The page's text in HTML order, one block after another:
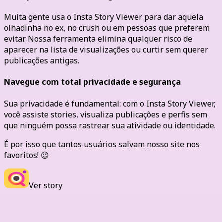
Muita gente usa o Insta Story Viewer para dar aquela
olhadinha no ex, no crush ou em pessoas que preferem
evitar. Nossa ferramenta elimina qualquer risco de
aparecer na lista de visualizações ou curtir sem querer
publicações antigas.
Navegue com total privacidade e segurança
Sua privacidade é fundamental: com o Insta Story Viewer,
você assiste stories, visualiza publicações e perfis sem
que ninguém possa rastrear sua atividade ou identidade.
É por isso que tantos usuários salvam nosso site nos
favoritos! 😉
Ver story